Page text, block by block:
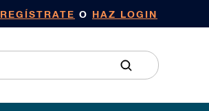
REGÍSTRATE O HAZ LOGIN